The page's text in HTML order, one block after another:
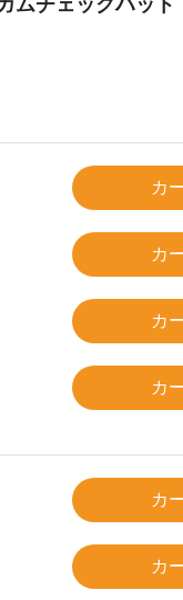
チェックハット
カ
カ
カ
カ
カ
カ